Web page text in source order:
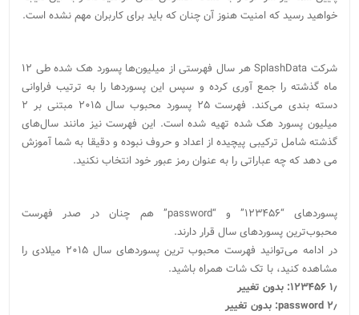
خواهید رسید که امنیت هنوز آن چنان که باید برای کاربران مهم نشده است.
شرکت SplashData هر سال فهرستی از میلیون‌ها پسورد هک شده طی ۱۲
ماه گذشته را جمع آوری کرده و سپس این پسوردها را به ترتیب فراوانی
دسته بندی می‌کند. فهرست ۲۵ پسورد محبوب سال ۲۰۱۵ مبتنی بر ۲
میلیون پسورد هک شده تهیه شده است. این فهرست نیز مانند سال‌های
گذشته شامل ترکیبی پیچیده از اعداد و حروف نبوده و دقیقا به شما آموزش
می دهد که چه عباراتی را به عنوان رمز عبور خود انتخاب نکنید.
پسوردهای “۱۲۳۴۵۶” و “password” هم چنان در صدر فهرست
محبوب‌ترین پسوردهای سال قرار دارند.
در ادامه می‌توانید فهرست محبوب ترین پسوردهای سال ۲۰۱۵ میلادی را
مشاهده کنید، با تک شات همراه باشید.
۱٫ ۱۲۳۴۵۶: بدون تغییر
۲٫ password: بدون تغییر